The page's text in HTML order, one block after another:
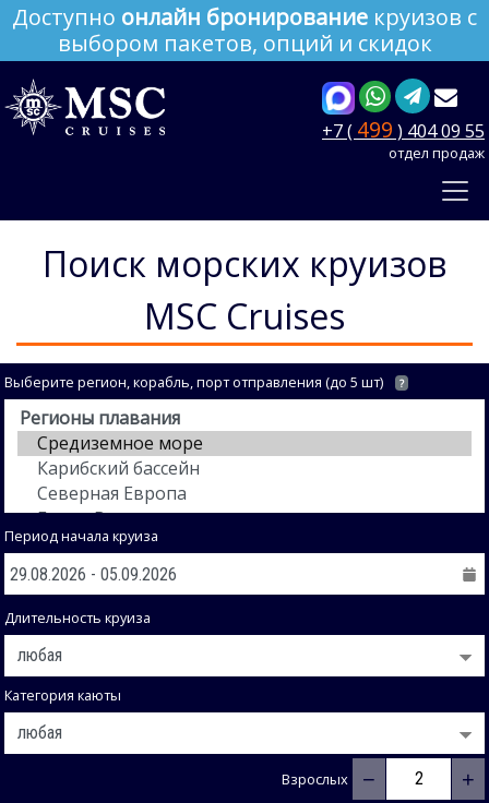
Доступно онлайн бронирование круизов с
выбором пакетов, опций и скидок
+7 ( 499 ) 404 09 55
отдел продаж
Поиск морских круизов
MSC Cruises
Выберите регион, корабль, порт отправления (до 5 шт) ?
Период начала круиза
Длительность круиза
Категория каюты
Взрослых − +